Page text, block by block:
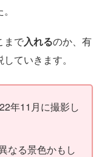
まで入れるのか、有
ていきます。
年11月に撮影し
なる景色かもし